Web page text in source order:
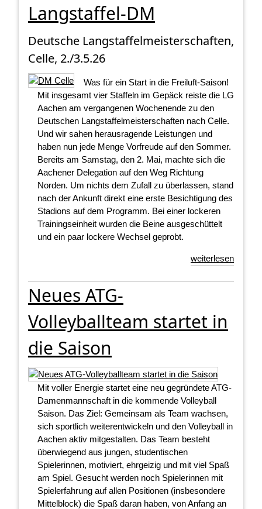
Langstaffel-DM
Deutsche Langstaffelmeisterschaften,
Celle, 2./3.5.26
Was für ein Start in die Freiluft-Saison!
Mit insgesamt vier Staffeln im Gepäck reiste die LG
Aachen am vergangenen Wochenende zu den
Deutschen Langstaffelmeisterschaften nach Celle.
Und wir sahen herausragende Leistungen und
haben nun jede Menge Vorfreude auf den Sommer.
Bereits am Samstag, den 2. Mai, machte sich die
Aachener Delegation auf den Weg Richtung
Norden. Um nichts dem Zufall zu überlassen, stand
nach der Ankunft direkt eine erste Besichtigung des
Stadions auf dem Programm. Bei einer lockeren
Trainingseinheit wurden die Beine ausgeschüttelt
und ein paar lockere Wechsel geprobt.
weiterlesen
Neues ATG-
Volleyballteam startet in
die Saison
Mit voller Energie startet eine neu gegründete ATG-
Damenmannschaft in die kommende Volleyball
Saison. Das Ziel: Gemeinsam als Team wachsen,
sich sportlich weiterentwickeln und den Volleyball in
Aachen aktiv mitgestalten. Das Team besteht
überwiegend aus jungen, studentischen
Spielerinnen, motiviert, ehrgeizig und mit viel Spaß
am Spiel. Gesucht werden noch Spielerinnen mit
Spielerfahrung auf allen Positionen (insbesondere
Mittelblock) die Spaß daran haben, von Anfang an